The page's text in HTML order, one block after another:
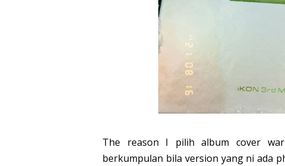
The reason I pilih album cover
berkumpulan bila version yang ni ada